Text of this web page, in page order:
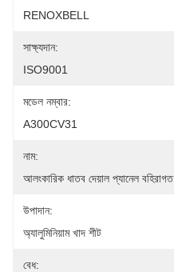
RENOXBELL
সাক্ষ্যদান:
ISO9001
মডেল নম্বার:
A300CV31
নাম:
আলংকারিক ধাতব দেয়াল প্যানেল বহিরাগত
উপাদান:
অ্যালুমিনিয়াম খাদ শীট
বেধ: